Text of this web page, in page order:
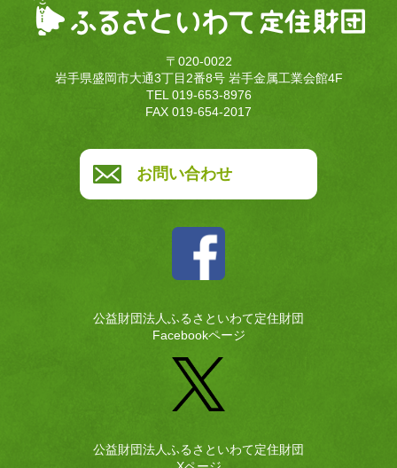
〒020-0022
岩手県盛岡市大通3丁目2番8号 岩手金属工業会館4F
TEL 019-653-8976
FAX 019-654-2017
お問い合わせ
公益財団法人ふるさといわて定住財団
Facebookページ
公益財団法人ふるさといわて定住財団